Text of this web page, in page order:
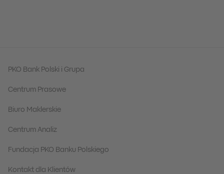
PKO Bank Polski i Grupa
Centrum Prasowe
Biuro Maklerskie
Centrum Analiz
Fundacja PKO Banku Polskiego
Kontakt dla Klientów